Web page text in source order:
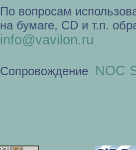
По вопросам
на бумаге, CD и т.п.
info@vavilon.ru
Сопровождение NOC